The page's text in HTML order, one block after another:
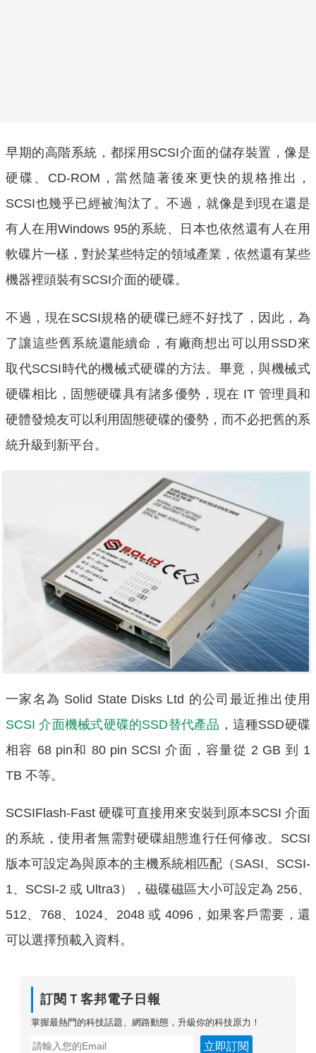
早期的高階系統，都採用SCSI介面的儲存裝置，像是
硬碟、CD-ROM，當然隨著後來更快的規格推出，
SCSI也幾乎已經被淘汰了。不過，就像是到現在還是
有人在用Windows 95的系統、日本也依然還有人在用
軟碟片一樣，對於某些特定的領域產業，依然還有某些
機器裡頭裝有SCSI介面的硬碟。
不過，現在SCSI規格的硬碟已經不好找了，因此，為
了讓這些舊系統還能續命，有廠商想出可以用SSD來
取代SCSI時代的機械式硬碟的方法。畢竟，與機械式
硬碟相比，固態硬碟具有諸多優勢，現在 IT 管理員和
硬體發燒友可以利用固態硬碟的優勢，而不必把舊的系
統升級到新平台。
一家名為 Solid State Disks Ltd 的公司最近推出使用
SCSI 介面機械式硬碟的SSD替代產品 ，這種SSD硬碟
相容 68 pin和 80 pin SCSI 介面，容量從 2 GB 到 1
TB 不等。
SCSIFlash-Fast 硬碟可直接用來安裝到原本SCSI 介面
的系統，使用者無需對硬碟組態進行任何修改。SCSI
版本可設定為與原本的主機系統相匹配（SASI、SCSI-
1、SCSI-2 或 Ultra3），磁碟磁區大小可設定為 256、
512、768、1024、2048 或 4096，如果客戶需要，還
可以選擇預載入資料。
訂閱Ｔ客邦電子日報
掌握最熱門的科技話題、網路動態，升級你的科技原力！
立即訂閱